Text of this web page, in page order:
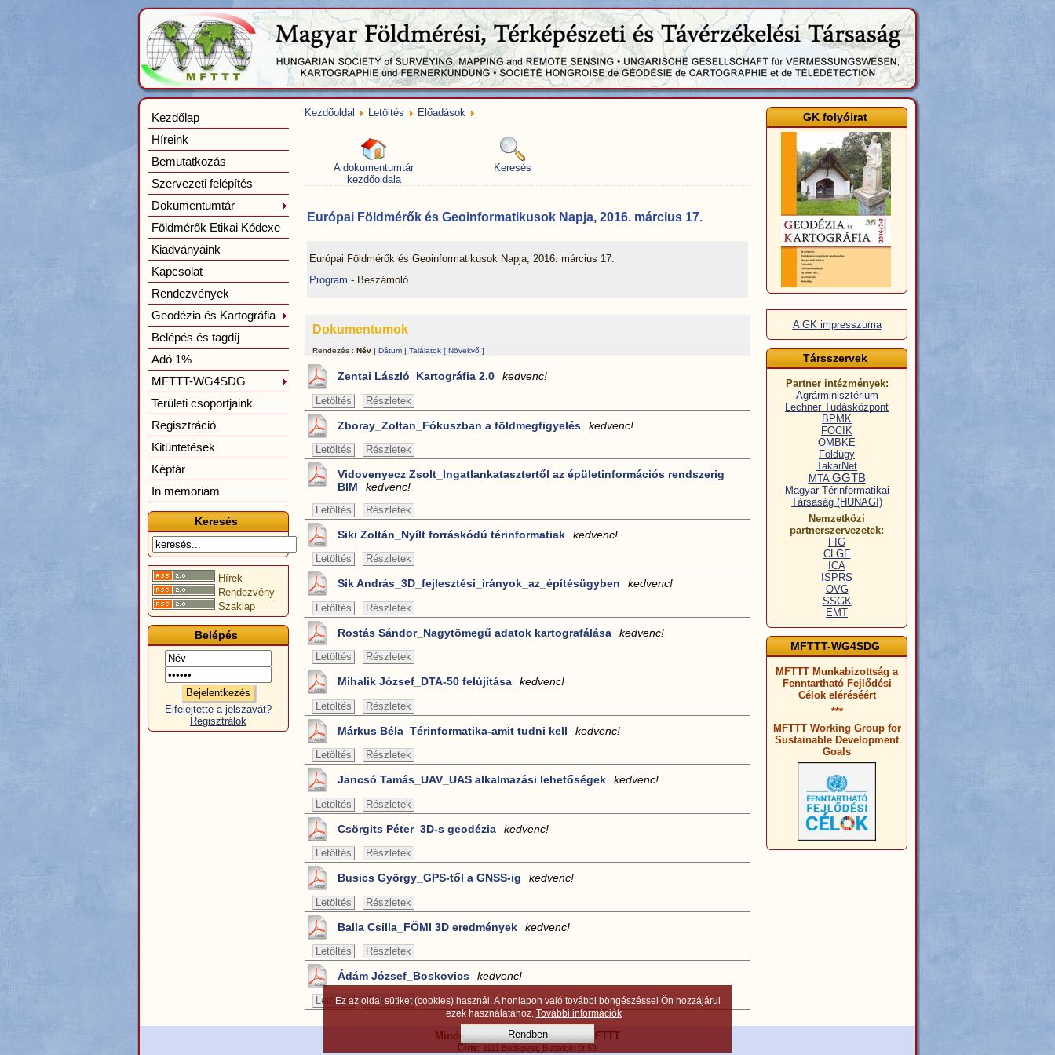
Kezdőlap
Híreink
Bemutatkozás
Szervezeti felépítés
Dokumentumtár
Földmérők Etikai Kódexe
Kiadványaink
Kapcsolat
Rendezvények
Geodézia és Kartográfia
Belépés és tagdíj
Adó 1%
MFTTT-WG4SDG
Területi csoportjaink
Regisztráció
Kitüntetések
Képtár
In memoriam
Keresés
Hírek
Rendezvény
Szaklap
Belépés
Elfelejtette a jelszavát?
Regisztrálok
Kezdőoldal Letöltés Előadások
A dokumentumtár
kezdőoldala
Keresés
Európai Földmérők és Geoinformatikusok Napja, 2016. március 17.
Európai Földmérők és Geoinformatikusok Napja, 2016. március 17.
Program - Beszámoló
Dokumentumok
Rendezés : Név | Dátum | Találatok [ Növekvő ]
Zentai László_Kartográfia 2.0 kedvenc!
Letöltés Részletek
Zboray_Zoltan_Fókuszban a földmegfigyelés kedvenc!
Letöltés Részletek
Vidovenyecz Zsolt_Ingatlankatasztertől az épületinformációs rendszerig
BIM
kedvenc!
Letöltés Részletek
Siki Zoltán_Nyílt forráskódú térinformatiak kedvenc!
Letöltés Részletek
Sik András_3D_fejlesztési_irányok_az_építésügyben kedvenc!
Letöltés Részletek
Rostás Sándor_Nagytömegű adatok kartografálása kedvenc!
Letöltés Részletek
Mihalik József_DTA-50 felújítása kedvenc!
Letöltés Részletek
Márkus Béla_Térinformatika-amit tudni kell kedvenc!
Letöltés Részletek
Jancsó Tamás_UAV_UAS alkalmazási lehetőségek kedvenc!
Letöltés Részletek
Csörgits Péter_3D-s geodézia kedvenc!
Letöltés Részletek
Busics György_GPS-től a GNSS-ig kedvenc!
Letöltés Részletek
Balla Csilla_FÖMI 3D eredmények kedvenc!
Letöltés Részletek
Ádám József_Boskovics kedvenc!
Letöltés Részletek
GK folyóirat
A GK impresszuma
Társszervek
Partner intézmények:
Agrárminisztérium
Lechner Tudásközpont
BPMK
FÖCIK
OMBKE
Földügy
TakarNet
MTA GGTB
Magyar Térinformatikai
Társaság (HUNAGI)
Nemzetközi
partnerszervezetek:
FIG
CLGE
ICA
ISPRS
OVG
SSGK
EMT
MFTTT-WG4SDG
MFTTT Munkabizottság a
Fenntartható Fejlődési
Célok eléréséért
***
MFTTT Working Group for
Sustainable Development
Goals
Minden jog fenntartva!© 2012, MFTTT
Cím: 1111 Budapest, Budafoki út 59.
Ez az oldal sütiket (cookies) használ. A honlapon való további böngészéssel Ön hozzájárul
ezek használatához.További információk
Rendben